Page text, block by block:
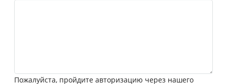
Пожалуйста, пройдите авторизацию через нашего